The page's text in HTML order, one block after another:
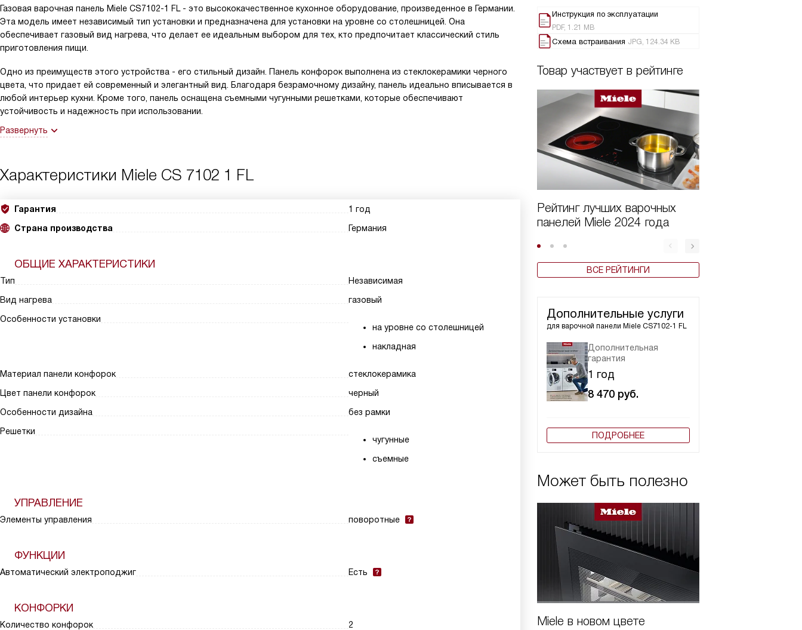
Инструкция по эксплуатации
PDF, 1.21 MB
Схема встраивания JPG, 124.34 KB
Товар участвует в рейтинге
Рейтинг лучших варочных
панелей Miele 2024 года
ВСЕ РЕЙТИНГИ
Дополнительные услуги
для варочной панели Miele CS7102-1 FL
Дополнительная
гарантия
1 год
8 470 руб.
ПОДРОБНЕЕ
Может быть полезно
Miele в новом цвете
Газовая варочная панель Miele CS7102-1 FL - это высококачественное кухонное оборудование, произведенное в Германии.
Эта модель имеет независимый тип установки и предназначена для установки на уровне со столешницей. Она
обеспечивает газовый вид нагрева, что делает ее идеальным выбором для тех, кто предпочитает классический стиль
приготовления пищи.
Одно из преимуществ этого устройства - его стильный дизайн. Панель конфорок выполнена из стеклокерамики черного
цвета, что придает ей современный и элегантный вид. Благодаря безрамочному дизайну, панель идеально вписывается в
любой интерьер кухни. Кроме того, панель оснащена съемными чугунными решетками, которые обеспечивают
устойчивость и надежность при использовании.
Развернуть
Характеристики Miele CS 7102 1 FL
Гарантия
1 год
Страна производства
Германия
ОБЩИЕ ХАРАКТЕРИСТИКИ
Тип
Независимая
Вид нагрева
газовый
Особенности установки
на уровне со столешницей
накладная
Материал панели конфорок
стеклокерамика
Цвет панели конфорок
черный
Особенности дизайна
без рамки
Решетки
чугунные
съемные
УПРАВЛЕНИЕ
Элементы управления поворотные
ФУНКЦИИ
Автоматический электроподжиг Есть
КОНФОРКИ
Количество конфорок 2